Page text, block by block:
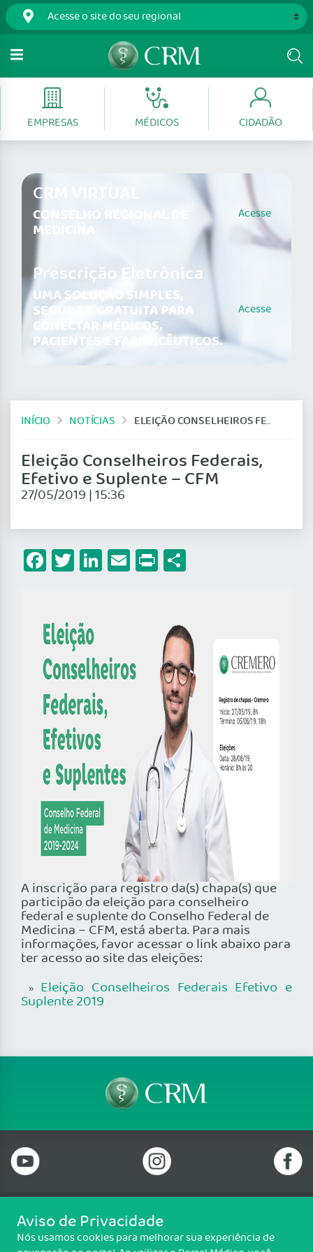
EMPRESAS MÉDICOS CIDADÃO
CRM VIRTUAL
CONSELHO REGIONAL DE
MEDICINA
Acesse
Prescrição Eletrônica
UMA SOLUÇÃO SIMPLES,
SEGURA E GRATUITA PARA
CONECTAR MÉDICOS,
PACIENTES E FARMACÊUTICOS.
Acesse
INÍCIO NOTÍCIAS ELEIÇÃO CONSELHEIROS FEDERAIS, EFETIVO E SUPLENTE – CFM
Eleição Conselheiros Federais,
Efetivo e Suplente – CFM
27/05/2019 | 15:36
Facebook
Twitter
LinkedIn
Email
Print
A inscrição para registro da(s) chapa(s) que
participão da eleição para conselheiro
federal e suplente do Conselho Federal de
Medicina – CFM, está aberta. Para mais
informações, favor acessar o link abaixo para
ter acesso ao site das eleições:
»Eleição Conselheiros Federais Efetivo e
Suplente 2019
Telefone: 69 99912-5448
Email: protocolo@cremero.org.br
Aviso de Privacidade
Nós usamos cookies para melhorar sua experiência de